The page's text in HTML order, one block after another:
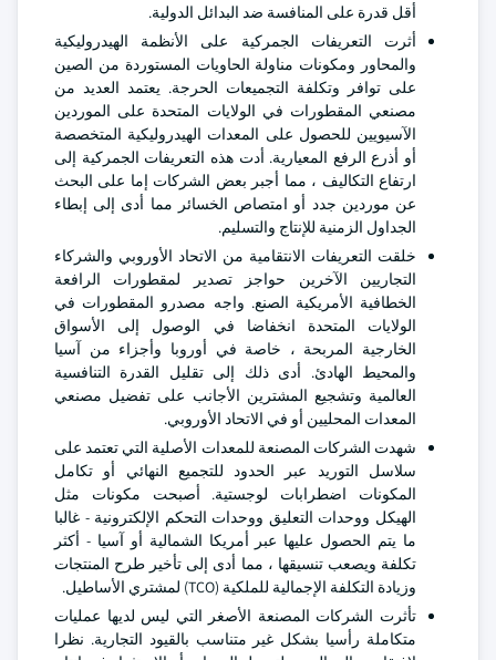
أقل قدرة على المنافسة ضد البدائل الدولية.
أثرت التعريفات الجمركية على الأنظمة الهيدروليكية
والمحاور ومكونات مناولة الحاويات المستوردة من الصين
على توافر وتكلفة التجميعات الحرجة. يعتمد العديد من
مصنعي المقطورات في الولايات المتحدة على الموردين
الآسيويين للحصول على المعدات الهيدروليكية المتخصصة
أو أذرع الرفع المعيارية. أدت هذه التعريفات الجمركية إلى
ارتفاع التكاليف ، مما أجبر بعض الشركات إما على البحث
عن موردين جدد أو امتصاص الخسائر مما أدى إلى إبطاء
الجداول الزمنية للإنتاج والتسليم.
خلقت التعريفات الانتقامية من الاتحاد الأوروبي والشركاء
التجاريين الآخرين حواجز تصدير لمقطورات الرافعة
الخطافية الأمريكية الصنع. واجه مصدرو المقطورات في
الولايات المتحدة انخفاضا في الوصول إلى الأسواق
الخارجية المربحة ، خاصة في أوروبا وأجزاء من آسيا
والمحيط الهادئ. أدى ذلك إلى تقليل القدرة التنافسية
العالمية وتشجيع المشترين الأجانب على تفضيل مصنعي
المعدات المحليين أو في الاتحاد الأوروبي.
شهدت الشركات المصنعة للمعدات الأصلية التي تعتمد على
سلاسل التوريد عبر الحدود للتجميع النهائي أو تكامل
المكونات اضطرابات لوجستية. أصبحت مكونات مثل
الهيكل ووحدات التعليق ووحدات التحكم الإلكترونية - غالبا
ما يتم الحصول عليها عبر أمريكا الشمالية أو آسيا - أكثر
تكلفة ويصعب تنسيقها ، مما أدى إلى تأخير طرح المنتجات
وزيادة التكلفة الإجمالية للملكية (TCO) لمشتري الأساطيل.
تأثرت الشركات المصنعة الأصغر التي ليس لديها عمليات
متكاملة رأسيا بشكل غير متناسب بالقيود التجارية. نظرا